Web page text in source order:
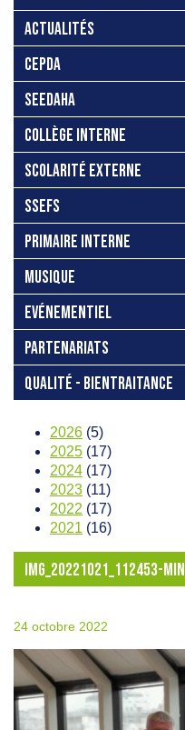
ACTUALITÉS
CEPDA
SEEDAHA
COLLÈGE INTERNE
SCOLARITÉ EXTERNE
SSEFS
PRIMAIRE INTERNE
MUSIQUE
EVÉNEMENTIEL
PARTENARIATS
QUALITÉ - BIENTRAITANCE
2026 (5)
2025 (17)
2024 (17)
2023 (11)
2022 (17)
2021 (16)
IMG_20221021_112453-MIN
24 octobre 2022